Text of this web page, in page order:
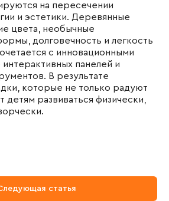
на пересечении
и эстетики. Деревянные
цвета, необычные
долговечность и легкость
с инновационными
панелей и
В результате
которые не только радуют
детям развиваться физически,
статья